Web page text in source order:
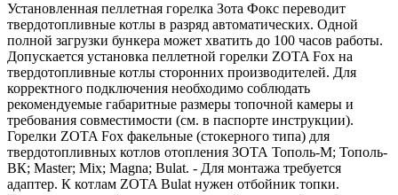
Установленная пеллетная горелка Зота Фокс переводит
твердотопливные котлы в разряд автоматических. Одной
полной загрузки бункера может хватить до 100 часов работы.
Допускается установка пеллетной горелки ZOTA Fox на
твердотопливные котлы сторонних производителей. Для
корректного подключения необходимо соблюдать
рекомендуемые габаритные размеры топочной камеры и
требования совместимости (см. в паспорте инструкции).
Горелки ZOTA Fox факельные (стокерного типа) для
твердотопливных котлов отопления ЗОТА Тополь-М; Тополь-
ВК; Master; Mix; Magna; Bulat. - Для монтажа требуется
адаптер. К котлам ZOTA Bulat нужен отбойник топки.